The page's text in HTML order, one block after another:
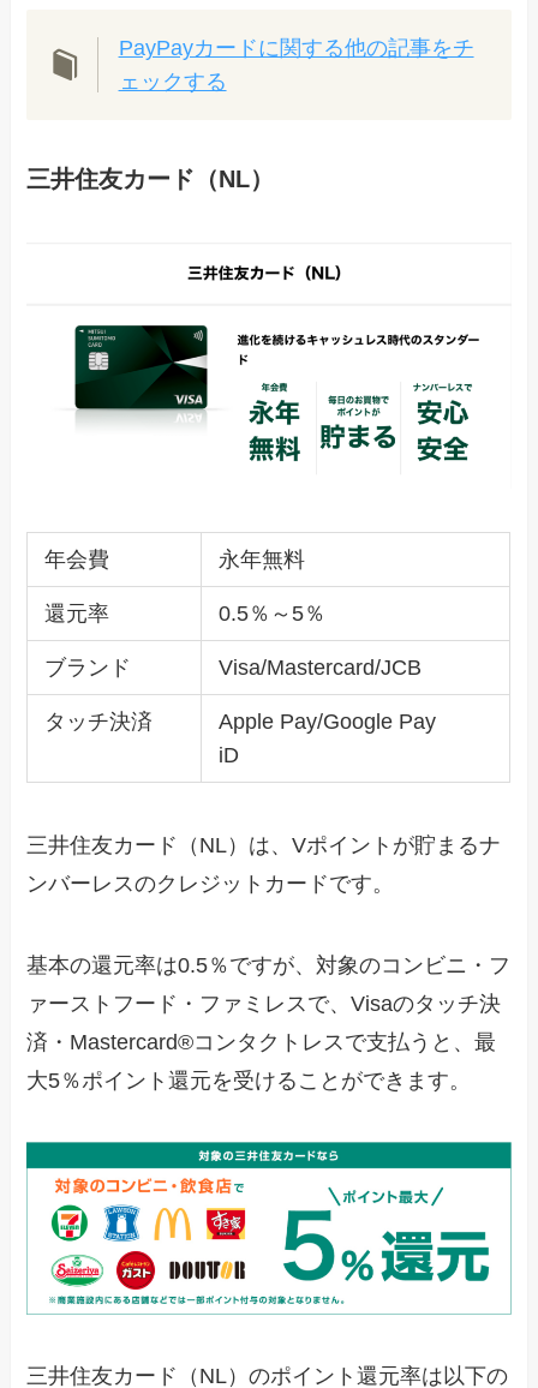
PayPayカードに関する他の記事をチ
ェックする
三井住友カード（NL）
年会費 永年無料
還元率 0.5％～5％
ブランド Visa/Mastercard/JCB
タッチ決済
Apple Pay/Google Pay
iD
三井住友カード（NL）は、Vポイントが貯まるナ
ンバーレスのクレジットカードです。
基本の還元率は0.5％ですが、対象のコンビニ・フ
ァーストフード・ファミレスで、Visaのタッチ決
済・Mastercard®コンタクトレスで支払うと、最
大5％ポイント還元を受けることができます。
三井住友カード（NL）のポイント還元率は以下の